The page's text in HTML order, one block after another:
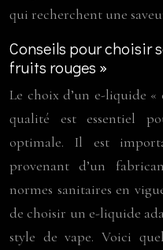
qui recherchent une
Conseils pour choisir
fruits rouges »
Le choix d’un e-liquide
qualité est essentiel
optimale. Il est
provenant d’un
normes sanitaires en
de choisir un e-liquide
style de vape. Voici